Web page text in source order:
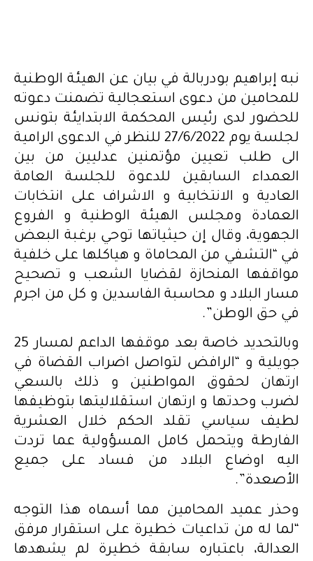
نبه إبراهيم بودربالة في بيان عن الهيئة الوطنية
للمحامين من دعوى استعجالية تضمنت دعوته
للحضور لدى رئيس المحكمة الابتدايئة بتونس
لجلسة يوم 27/6/2022 للنظر في الدعوى الرامية
الى طلب تعيين مؤتمنين عدليين من بين
العمداء السابقين للدعوة للجلسة العامة
العادية و الانتخابية و الاشراف على انتخابات
العمادة ومجلس الهيئة الوطنية و الفروع
الجهوية، وقال إن حيثياتها توحي برغبة البعض
في “التشفي من المحاماة و هياكلها على خلفية
مواقفها المنحازة لقضايا الشعب و تصحيح
مسار البلاد و محاسبة الفاسدين و كل من اجرم
في حق الوطن”.
وبالتحديد خاصة بعد موقفها الداعم لمسار 25
جويلية و “الرافض لتواصل اضراب القضاة في
ارتهان لحقوق المواطنين و ذلك بالسعي
لضرب وحدتها و ارتهان استقلاليتها بتوظيفها
لطيف سياسي تقلد الحكم خلال العشرية
الفارطة ويتحمل كامل المسؤولية عما تردت
اليه اوضاع البلاد من فساد على جميع
الأصعدة”.
وحذر عميد المحامين مما أسماه هذا التوجه
“لما له من تداعيات خطيرة على استقرار مرفق
العدالة، باعتباره سابقة خطيرة لم يشهدها